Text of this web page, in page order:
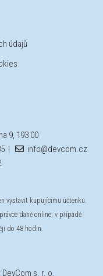
údajů
9, 193 00
|
info@devcom.cz
vystavit kupujícímu účtenku.
daně online; v případě
do 48 hodin.
s. r. o.